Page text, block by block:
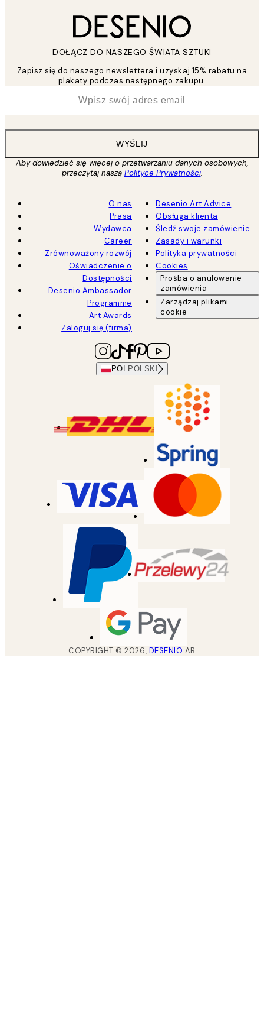
DOŁĄCZ DO NASZEGO ŚWIATA SZTUKI
Zapisz się do naszego newslettera i uzyskaj 15% rabatu na
plakaty podczas następnego zakupu.
WYŚLIJ
Aby dowiedzieć się więcej o przetwarzaniu danych osobowych,
przeczytaj naszą Polityce Prywatności.
O nas
Prasa
Wydawca
Career
Zrównoważony rozwój
Oświadczenie o
Dostępności
Desenio Ambassador
Programme
Art Awards
Zaloguj się (firma)
Desenio Art Advice
Obsługa klienta
Śledź swoje zamówienie
Zasady i warunki
Polityka prywatności
Cookies
Prośba o anulowanie
zamówienia
Zarządzaj plikami
cookie
POL POLSKI
COPYRIGHT ©2026, DESENIO AB